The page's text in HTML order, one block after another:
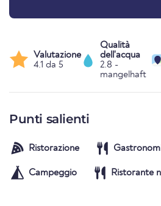
Valutazione
4.1 da 5
Qualità
dell'acqua
2.8 -
mangelhaft
Punti salienti
Ristorazione
Campeggio Ristorante